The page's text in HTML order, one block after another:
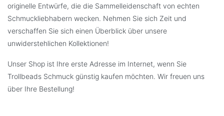
originelle Entwürfe, die die Sammelleidenschaft von echten
Schmuckliebhabern wecken. Nehmen Sie sich Zeit und
verschaffen Sie sich einen Überblick über unsere
unwiderstehlichen Kollektionen!
Unser Shop ist Ihre erste Adresse im Internet, wenn Sie
Trollbeads Schmuck günstig kaufen möchten. Wir freuen uns
über Ihre Bestellung!